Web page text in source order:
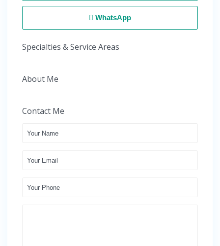
WhatsApp
Specialties & Service Areas
About Me
Contact Me